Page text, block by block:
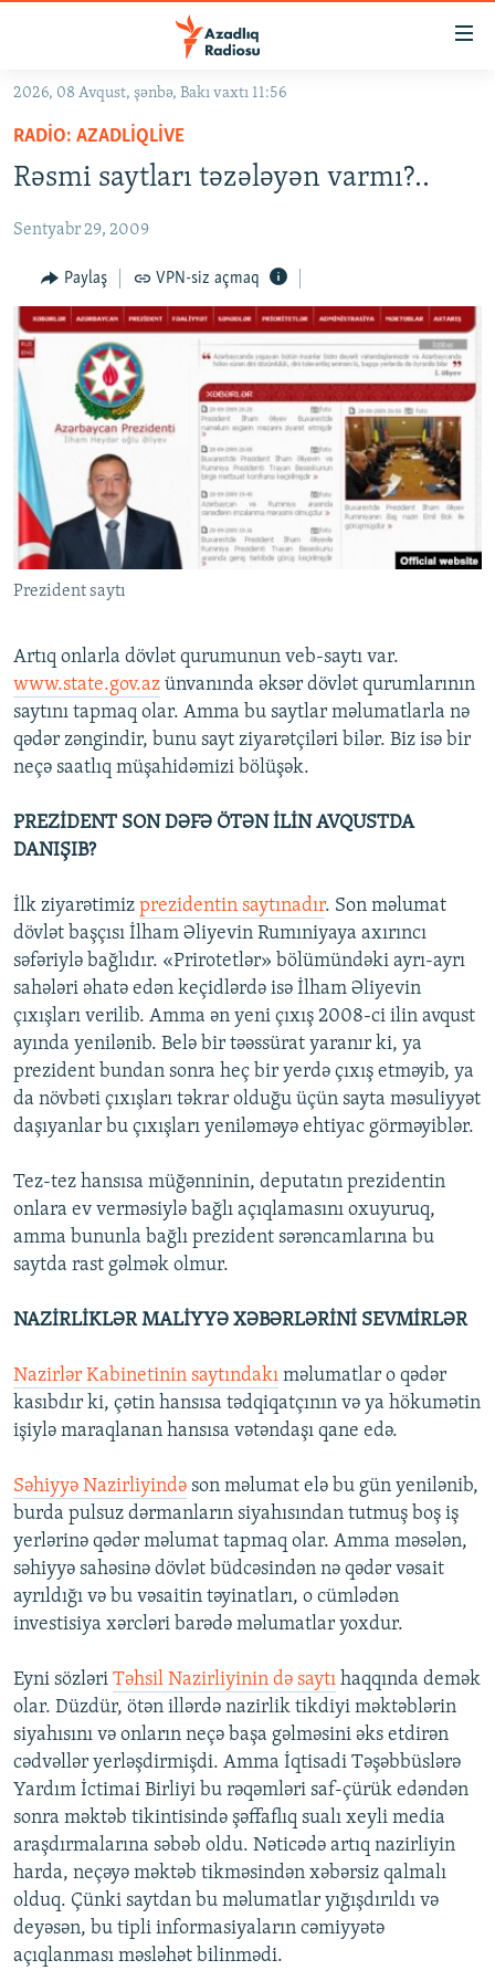
Əsas
qayıt
Əsas
qayıt
GÜNDƏM
KORRUPSIOMETR
#ƏSLINDƏ
FƏRQƏ BAX
QANUNI DOĞRU
ARAŞDIRMA
MULTIMEDIA
VIDEO
FOTOQALEREYA
İNFOQRAFIKA
KARIKATURA
RADIO ARXIV
OXU ZALI
AZƏRBAYCAN ƏDƏBIYYATI KITABXANASI
İSLAM VƏ DEMOKRATIYA
İZ - MƏDƏNIYYƏT PROQRAMI
HAQQIMIZDA
MISSIYAMIZ
PEŞƏ ETIKASI VƏ JURNALISTIKA STANDARTLARIMIZ
MATERIALLARIMIZDAN ISTIFADƏ
BIZIMLƏ ƏLAQƏ
XƏBƏR BÜLLETENLƏRIMIZ
BIZI IZLƏ
2026, 08 Avqust, şənbə, Bakı vaxtı 11:56
RADIO: AZADLIQLIVE
Rəsmi saytları təzələyən varmı?..
Sentyabr 29, 2009
Paylaş VPN-siz açmaq
Prezident saytı
Artıq onlarla dövlət qurumunun veb-saytı var.
www.state.gov.az ünvanında əksər dövlət qurumlarının
saytını tapmaq olar. Amma bu saytlar məlumatlarla nə
qədər zəngindir, bunu sayt ziyarətçiləri bilər. Biz isə bir
neçə saatlıq müşahidəmizi bölüşək.
PREZİDENT SON DƏFƏ ÖTƏN İLİN AVQUSTDA
DANIŞIB?
İlk ziyarətimiz prezidentin saytınadır. Son məlumat
dövlət başçısı İlham Əliyevin Rumıniyaya axırıncı
səfəriylə bağlıdır. «Prirotetlər» bölümündəki ayrı-ayrı
sahələri əhatə edən keçidlərdə isə İlham Əliyevin
çıxışları verilib. Amma ən yeni çıxış 2008-ci ilin avqust
ayında yenilənib. Belə bir təəssürat yaranır ki, ya
prezident bundan sonra heç bir yerdə çıxış etməyib, ya
da növbəti çıxışları təkrar olduğu üçün sayta məsuliyyət
daşıyanlar bu çıxışları yeniləməyə ehtiyac görməyiblər.
Tez-tez hansısa müğənninin, deputatın prezidentin
onlara ev verməsiylə bağlı açıqlamasını oxuyuruq,
amma bununla bağlı prezident sərəncamlarına bu
saytda rast gəlmək olmur.
NAZİRLİKLƏR MALİYYƏ XƏBƏRLƏRİNİ SEVMİRLƏR
Nazirlər Kabinetinin saytındakı məlumatlar o qədər
kasıbdır ki, çətin hansısa tədqiqatçının və ya hökumətin
işiylə maraqlanan hansısa vətəndaşı qane edə.
Səhiyyə Nazirliyində son məlumat elə bu gün yenilənib,
burda pulsuz dərmanların siyahısından tutmuş boş iş
yerlərinə qədər məlumat tapmaq olar. Amma məsələn,
səhiyyə sahəsinə dövlət büdcəsindən nə qədər vəsait
ayrıldığı və bu vəsaitin təyinatları, o cümlədən
investisiya xərcləri barədə məlumatlar yoxdur.
Eyni sözləri Təhsil Nazirliyinin də saytı haqqında demək
olar. Düzdür, ötən illərdə nazirlik tikdiyi məktəblərin
siyahısını və onların neçə başa gəlməsini əks etdirən
cədvəllər yerləşdirmişdi. Amma İqtisadi Təşəbbüslərə
Yardım İctimai Birliyi bu rəqəmləri saf-çürük edəndən
sonra məktəb tikintisində şəffaflıq sualı xeyli media
araşdırmalarına səbəb oldu. Nəticədə artıq nazirliyin
harda, neçəyə məktəb tikməsindən xəbərsiz qalmalı
olduq. Çünki saytdan bu məlumatlar yığışdırıldı və
deyəsən, bu tipli informasiyaların cəmiyyətə
açıqlanması məsləhət bilinmədi.